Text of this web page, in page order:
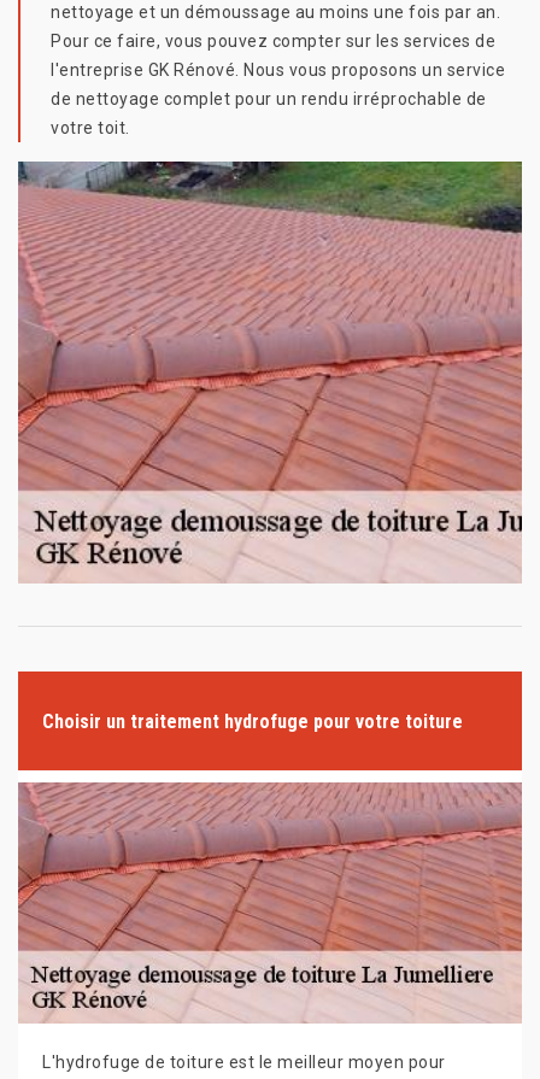
nettoyage et un démoussage au moins une fois par an.
Pour ce faire, vous pouvez compter sur les services de
l'entreprise GK Rénové. Nous vous proposons un service
de nettoyage complet pour un rendu irréprochable de
votre toit.
Choisir un traitement hydrofuge pour votre toiture
L'hydrofuge de toiture est le meilleur moyen pour